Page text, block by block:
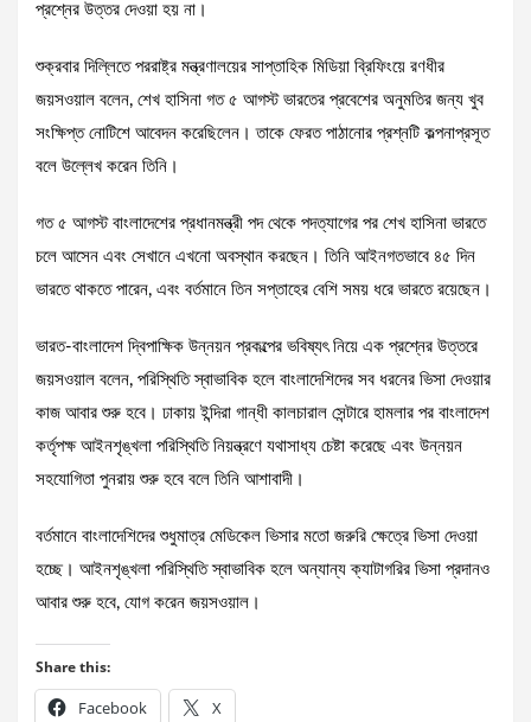
প্রশ্নের উত্তর দেওয়া হয় না।
শুক্রবার দিল্লিতে পররাষ্ট্র মন্ত্রণালয়ের সাপ্তাহিক মিডিয়া ব্রিফিংয়ে রণধীর
জয়সওয়াল বলেন, শেখ হাসিনা গত ৫ আগস্ট ভারতের প্রবেশের অনুমতির জন্য খুব
সংক্ষিপ্ত নোটিশে আবেদন করেছিলেন। তাকে ফেরত পাঠানোর প্রশ্নটি কল্পনাপ্রসূত
বলে উল্লেখ করেন তিনি।
গত ৫ আগস্ট বাংলাদেশের প্রধানমন্ত্রী পদ থেকে পদত্যাগের পর শেখ হাসিনা ভারতে
চলে আসেন এবং সেখানে এখনো অবস্থান করছেন। তিনি আইনগতভাবে ৪৫ দিন
ভারতে থাকতে পারেন, এবং বর্তমানে তিন সপ্তাহের বেশি সময় ধরে ভারতে রয়েছেন।
ভারত-বাংলাদেশ দ্বিপাক্ষিক উন্নয়ন প্রকল্পের ভবিষ্যৎ নিয়ে এক প্রশ্নের উত্তরে
জয়সওয়াল বলেন, পরিস্থিতি স্বাভাবিক হলে বাংলাদেশিদের সব ধরনের ভিসা দেওয়ার
কাজ আবার শুরু হবে। ঢাকায় ইন্দিরা গান্ধী কালচারাল সেন্টারে হামলার পর বাংলাদেশ
কর্তৃপক্ষ আইনশৃঙ্খলা পরিস্থিতি নিয়ন্ত্রণে যথাসাধ্য চেষ্টা করেছে এবং উন্নয়ন
সহযোগিতা পুনরায় শুরু হবে বলে তিনি আশাবাদী।
বর্তমানে বাংলাদেশিদের শুধুমাত্র মেডিকেল ভিসার মতো জরুরি ক্ষেত্রে ভিসা দেওয়া
হচ্ছে। আইনশৃঙ্খলা পরিস্থিতি স্বাভাবিক হলে অন্যান্য ক্যাটাগরির ভিসা প্রদানও
আবার শুরু হবে, যোগ করেন জয়সওয়াল।
Share this:
Facebook X